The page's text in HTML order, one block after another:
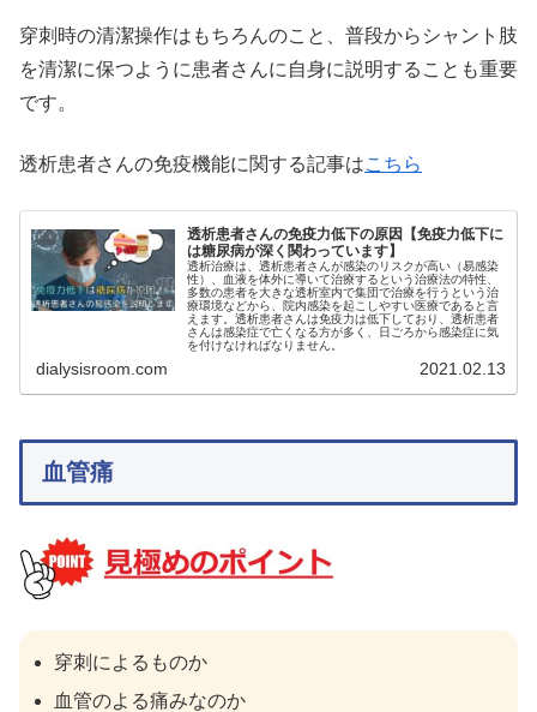
穿刺時の清潔操作はもちろんのこと、普段からシャント肢
を清潔に保つように患者さんに自身に説明することも重要
です。
透析患者さんの免疫機能に関する記事はこちら
透析患者さんの免疫力低下の原因【免疫力低下に
は糖尿病が深く関わっています】
透析治療は、透析患者さんが感染のリスクが高い（易感染
性）、血液を体外に導いて治療するという治療法の特性、
多数の患者を大きな透析室内で集団で治療を行うという治
療環境などから、院内感染を起こしやすい医療であると言
えます。透析患者さんは免疫力は低下しており、透析患者
さんは感染症で亡くなる方が多く、日ごろから感染症に気
を付けなければなりません。
dialysisroom.com 2021.02.13
血管痛
穿刺によるものか
血管のよる痛みなのか